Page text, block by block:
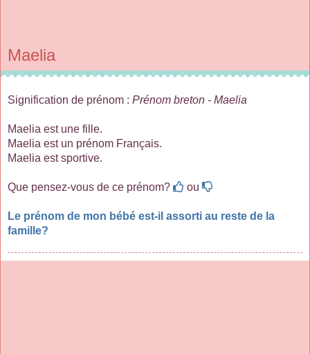
Maelia
Signification de prénom : Prénom breton - Maelia
Maelia est une fille.
Maelia est un prénom Français.
Maelia est sportive.
Que pensez-vous de ce prénom? ou
Le prénom de mon bébé est-il assorti au reste de la
famille?